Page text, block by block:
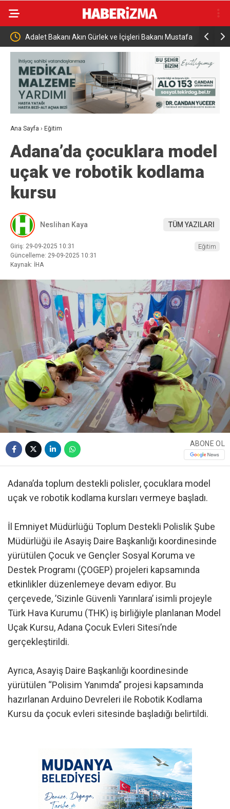
Akın Gürlek ve İçişleri Bakanı Mustafa Alevlere teslim olan araç
Ana Sayfa › Eğitim
Adana’da çocuklara model
uçak ve robotik kodlama
kursu
Neslihan Kaya TÜM YAZILARI
Giriş: 29-09-2025 10:31
Güncelleme: 29-09-2025 10:31
Kaynak: İHA
Eğitim
ABONE OL
Adana’da toplum destekli polisler, çocuklara model
uçak ve robotik kodlama kursları vermeye başladı.
İl Emniyet Müdürlüğü Toplum Destekli Polislik Şube
Müdürlüğü ile Asayiş Daire Başkanlığı koordinesinde
yürütülen Çocuk ve Gençler Sosyal Koruma ve
Destek Programı (ÇOGEP) projeleri kapsamında
etkinlikler düzenlemeye devam ediyor. Bu
çerçevede, ’Sizinle Güvenli Yarınlara’ isimli projeyle
Türk Hava Kurumu (THK) iş birliğiyle planlanan Model
Uçak Kursu, Adana Çocuk Evleri Sitesi’nde
gerçekleştirildi.
Ayrıca, Asayiş Daire Başkanlığı koordinesinde
yürütülen “Polisim Yanımda” projesi kapsamında
hazırlanan Arduino Devreleri ile Robotik Kodlama
Kursu da çocuk evleri sitesinde başladığı belirtildi.